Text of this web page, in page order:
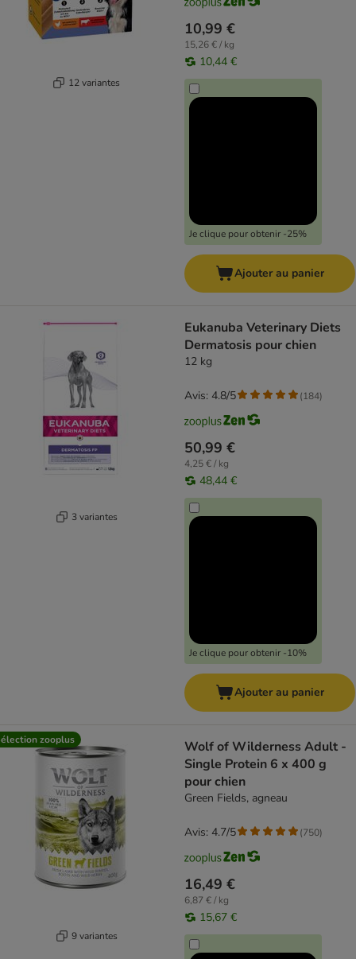
12 variantes
10,99 €
15,26 € / kg
10,44 €
Je clique pour obtenir -25%
Ajouter au panier
3 variantes
Eukanuba Veterinary Diets
Dermatosis pour chien
12 kg
50,99 €
4,25 € / kg
48,44 €
Je clique pour obtenir -10%
Avis: 4.8/5 (184)
Ajouter au panier
zooplus
9 variantes
Wolf of Wilderness Adult -
Single Protein 6 x 400 g
pour chien
Green Fields, agneau
16,49 €
6,87 € / kg
15,67 €
Avis: 4.7/5 (750)